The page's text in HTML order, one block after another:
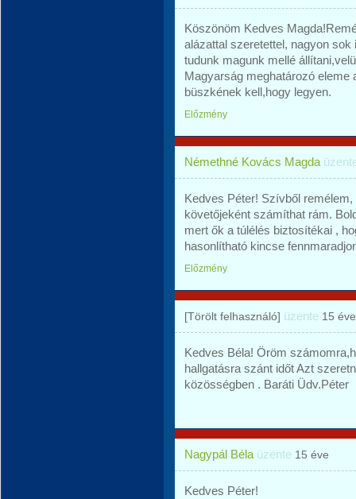
Köszönöm Kedves
alázattal szeretettel, nagyon
tudunk magunk mellé
Magyarság meghatározó eleme
büszkének kell,hogy legyen.
Előzmény
Némethné Kovács Magda
Kedves Péter! Szívből
követőjeként számíthat rám.
mert ők a túlélés biztosítékai ,
hasonlítható kincse
Előzmény
[Törölt felhasználó] üzente 15 éve
Kedves Béla! Öröm
hallgatásra szánt időt Azt
közösségben . Baráti Üdv.Péter
Nagypál Béla üzente 15 éve
Kedves Péter!